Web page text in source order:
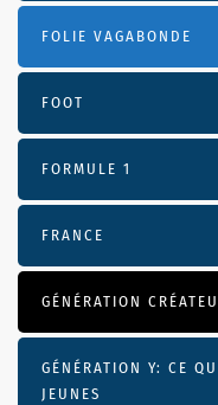
FOLIE VAGABONDE
FOOT
FORMULE 1
FRANCE
GÉNÉRATION
GÉNÉRATION Y: CE
JEUNES